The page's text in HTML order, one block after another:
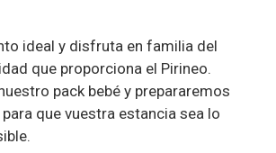
ideal y disfruta en familia del
que proporciona el Pirineo.
pack bebé y prepararemos
que vuestra estancia sea lo